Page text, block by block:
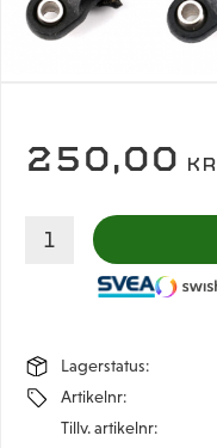
250,00 KR
Lagerstatus
Artikelnr
Tillv. artikelnr